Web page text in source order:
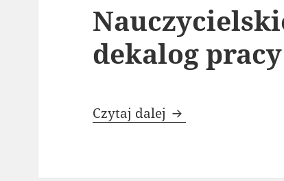
dekalog
Czytaj dalej Nauczycielskie